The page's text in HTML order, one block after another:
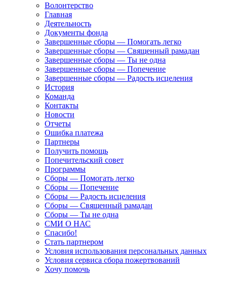
Волонтерство
Главная
Деятельность
Документы фонда
Завершенные сборы — Помогать легко
Завершенные сборы — Священный рамадан
Завершенные сборы — Ты не одна
Завершенные сборы — Попечение
Завершенные сборы — Радость исцеления
История
Команда
Контакты
Новости
Отчеты
Ошибка платежа
Партнеры
Получить помощь
Попечительский совет
Программы
Сборы — Помогать легко
Сборы — Попечение
Сборы — Радость исцеления
Сборы — Священный рамадан
Сборы — Ты не одна
СМИ О НАС
Спасибо!
Стать партнером
Условия использования персональных данных
Условия сервиса сбора пожертвований
Хочу помочь